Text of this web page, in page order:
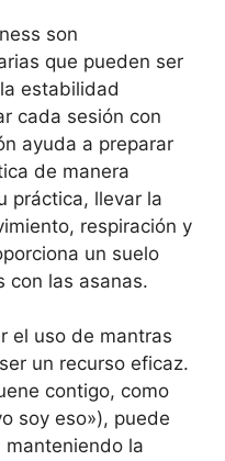
son
que pueden ser
estabilidad
cada sesión con
ayuda a preparar
de manera
práctica, llevar la
respiración y
un suelo
con las asanas.
el uso de mantras
un recurso eficaz.
contigo, como
soy eso»), puede
manteniendo la